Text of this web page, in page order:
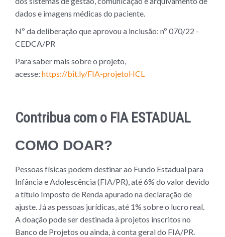
dados e imagens médicas do paciente.
Nº da deliberação que aprovou a inclusão: nº 070/22 -
CEDCA/PR
Para saber mais sobre o projeto,
acesse: https://bit.ly/FIA-projetoHCL
Contribua com o FIA ESTADUAL
COMO DOAR?
Pessoas físicas podem destinar ao Fundo Estadual para
Infância e Adolescência (FIA/PR), até 6% do valor devido
a título Imposto de Renda apurado na declaração de
ajuste. Já as pessoas jurídicas, até 1% sobre o lucro real.
A doação pode ser destinada à projetos inscritos no
Banco de Projetos ou ainda, à conta geral do FIA/PR.